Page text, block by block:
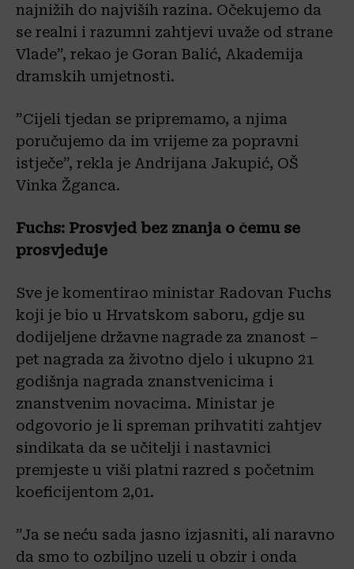
najnižih do najviših razina. Očekujemo da
se realni i razumni zahtjevi uvaže od strane
Vlade”, rekao je Goran Balić, Akademija
dramskih umjetnosti.
”Cijeli tjedan se pripremamo, a njima
poručujemo da im vrijeme za popravni
istječe”, rekla je Andrijana Jakupić, OŠ
Vinka Žganca.
Fuchs: Prosvjed bez znanja o čemu se
prosvjeduje
Sve je komentirao ministar Radovan Fuchs
koji je bio u Hrvatskom saboru, gdje su
dodijeljene državne nagrade za znanost –
pet nagrada za životno djelo i ukupno 21
godišnja nagrada znanstvenicima i
znanstvenim novacima. Ministar je
odgovorio je li spreman prihvatiti zahtjev
sindikata da se učitelji i nastavnici
premjeste u viši platni razred s početnim
koeficijentom 2,01.
”Ja se neću sada jasno izjasniti, ali naravno
da smo to ozbiljno uzeli u obzir i onda